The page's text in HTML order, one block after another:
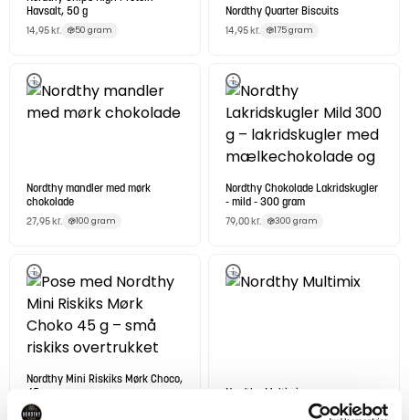
Havsalt, 50 g
14,95kr. 50 gram
Nordthy Quarter Biscuits
14,95kr. 175 gram
Nordthy mandler med mørk
chokolade
27,95kr. 100 gram
Nordthy Chokolade Lakridskugler
- mild - 300 gram
79,00kr. 300 gram
Nordthy Mini Riskiks Mørk Choco,
45 g
14,95
Nordthy Multimix
150 gram